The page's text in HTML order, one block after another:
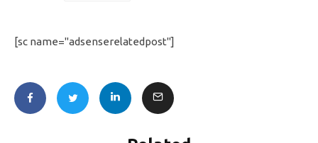
[sc name="adsenserelatedpost"]